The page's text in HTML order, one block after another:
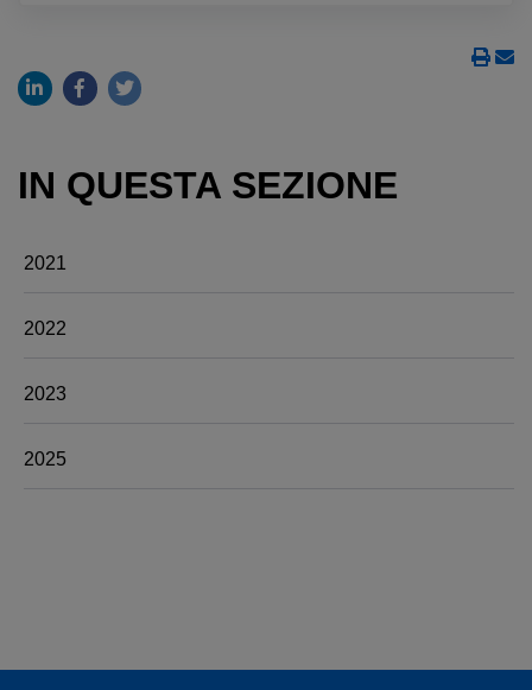
IN QUESTA SEZIONE
2021
2022
2023
2025